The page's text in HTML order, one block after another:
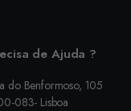
de Ajuda ?
do Benformoso, 105
083- Lisboa